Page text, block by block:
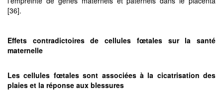
[36].
Effets contradictoires de cellules fœtales sur la santé
maternelle
Les cellules fœtalessont associées à la cicatrisation des
plaies et la réponse aux blessures